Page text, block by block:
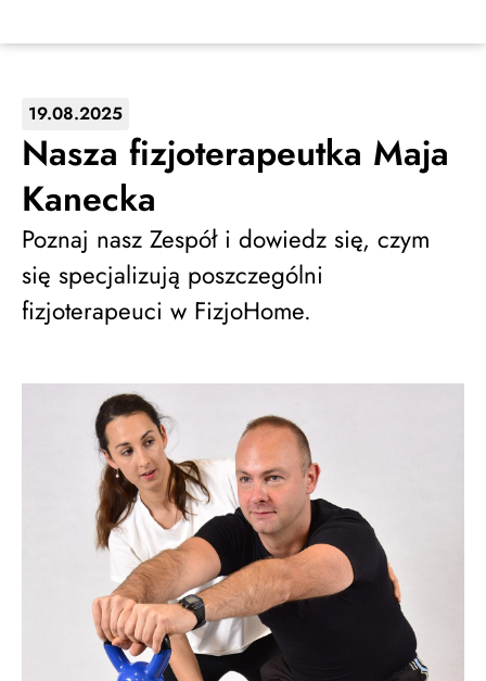
19.08.2025
Nasza fizjoterapeutka Maja
Kanecka
Poznaj nasz Zespół i dowiedz się, czym
się specjalizują poszczególni
fizjoterapeuci w FizjoHome.